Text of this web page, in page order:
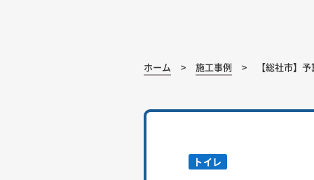
ホーム 施工事例 【総社市】
トイレ